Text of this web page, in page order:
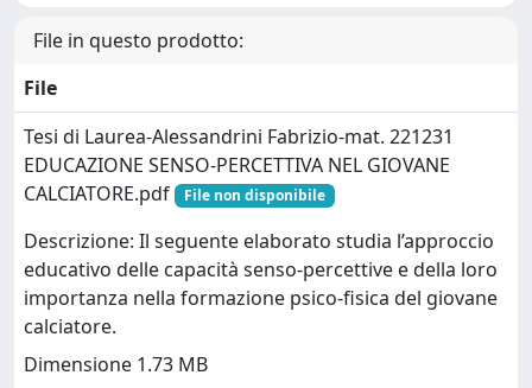
File in questo prodotto:
File
Tesi di Laurea-Alessandrini Fabrizio-mat. 221231
EDUCAZIONE SENSO-PERCETTIVA NEL GIOVANE
CALCIATORE.pdf
File non disponibile
Descrizione: Il seguente elaborato studia l’approccio
educativo delle capacità senso-percettive e della loro
importanza nella formazione psico-fisica del giovane
calciatore.
Dimensione 1.73 MB